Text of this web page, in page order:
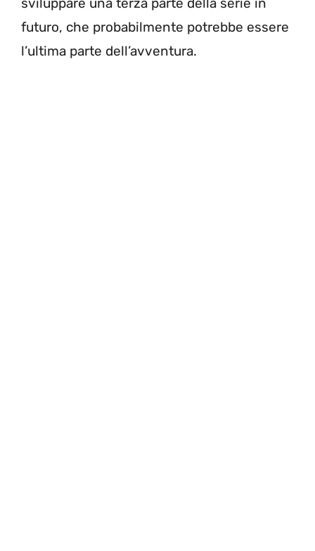
futuro, che probabilmente potrebbe essere
l’ultima parte dell’avventura.